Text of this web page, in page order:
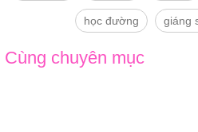
học đường giáng
Cùng chuyên mục